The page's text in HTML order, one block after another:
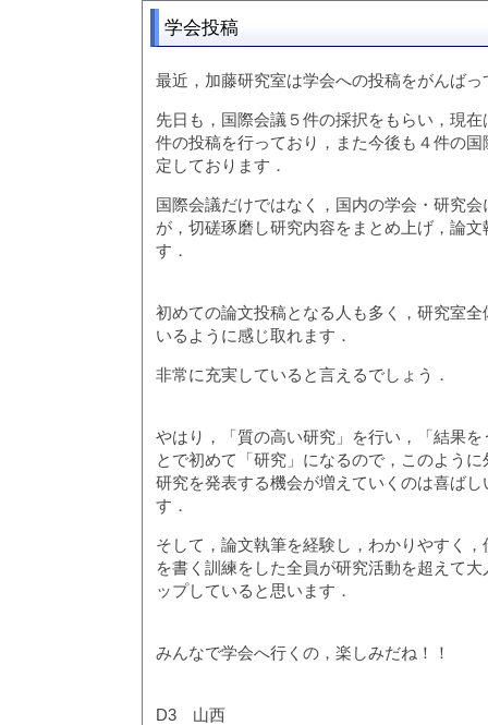
学会投稿
最近，加藤研究室は学会への投稿をがんばっ
先日も，国際会議５件の採択をもらい，現
件の投稿を行っており，また今後も４件の
定しております．
国際会議だけではなく，国内の学会・研究
が，切磋琢磨し研究内容をまとめ上げ，論
す．
初めての論文投稿となる人も多く，研究室
いるように感じ取れます．
非常に充実していると言えるでしょう．
やはり，「質の高い研究」を行い，「結果
とで初めて「研究」になるので，このよう
研究を発表する機会が増えていくのは喜ば
す．
そして，論文執筆を経験し，わかりやすく
を書く訓練をした全員が研究活動を超えて
ップしていると思います．
みんなで学会へ行くの，楽しみだね！！
D3 山西